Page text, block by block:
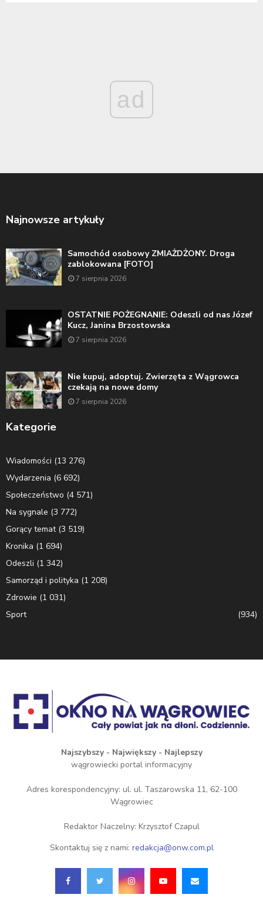
ad
Najnowsze artykuły
Samochód osobowy ZMIAŻDŻONY. Droga
zablokowana [FOTO]
7 sierpnia 2026
OSTATNIE POŻEGNANIE: Odeszli od nas Józef
Kucz, Janina Brzostowska
7 sierpnia 2026
Nie kupuj, adoptuj. Zwierzęta z Wągrowca
czekają na nowe domy
7 sierpnia 2026
Kategorie
Wiadomości (13 276)
Wydarzenia (6 692)
Społeczeństwo (4 571)
Na sygnale (3 772)
Gorący temat(3 519)
Kronika (1 694)
Odeszli (1 342)
Samorząd i polityka (1 208)
Zdrowie (1 031)
Sport
(934)
Najszybszy - Największy - Najlepszy
wągrowiecki portal informacyjny
Adres korespondencyjny: ul. ul. Taszarowska 11, 62-100
Wągrowiec
Redaktor Naczelny: Krzysztof Czapul
Skontaktuj się z nami: redakcja@onw.com.pl